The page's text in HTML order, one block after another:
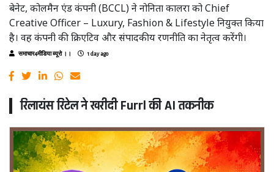
बेनेट, कोलमैन एंड कंपनी (BCCL) ने नोनिता कालरा को Chief
Creative Officer – Luxury, Fashion & Lifestyle नियुक्त किया
है। वह कंपनी की क्रिएटिव और संपादकीय रणनीति का नेतृत्व करेंगी।
समाचार4मीडिया ब्यूरो ।। 1 day ago
रिलायंस रिटेल ने खरीदी Furrl की AI तकनीक